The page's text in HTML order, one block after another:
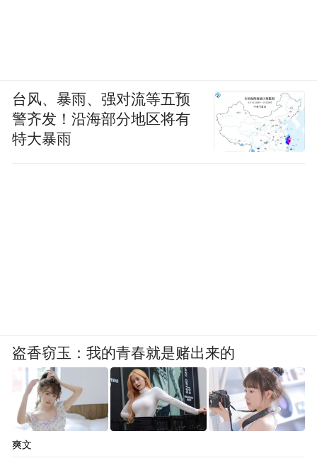
台风、暴雨、强对流等五预
警齐发！沿海部分地区将有
特大暴雨
盗香窃玉：我的青春就是赌出来的
爽文